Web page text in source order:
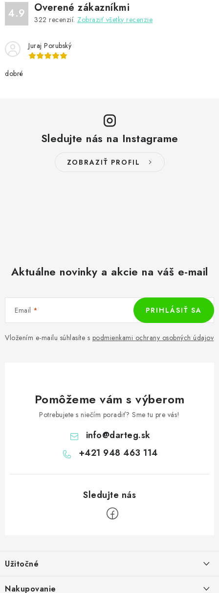
4.9 Overené zákazníkmi
322 recenzií. Zobraziť všetky recenzie
Juraj Porubský
dobré
Sledujte nás na Instagrame
ZOBRAZIŤ PROFIL
Aktuálne novinky a akcie na váš e-mail
Email
Vložením e-mailu súhlasíte s podmienkami ochrany osobných údajov
PRIHLÁSIŤ SA
Pomôžeme vám s výberom
Potrebujete s niečím poradiť? Sme tu pre vás!
info@darteg.sk
+421 948 463 114
p
ä
Užitočné
Nakupovanie